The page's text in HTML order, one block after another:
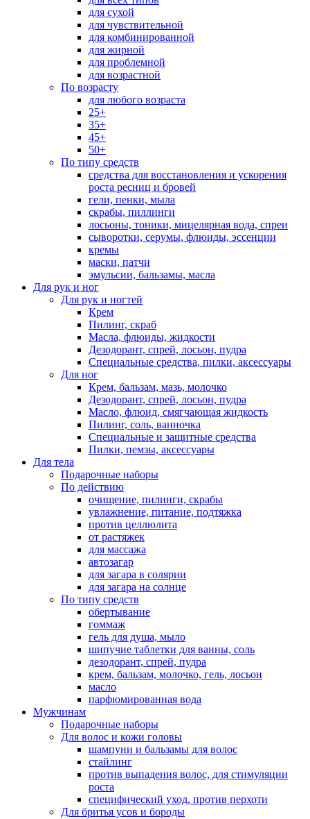
для сухой
для чувствительной
для комбинированной
для жирной
для проблемной
для возрастной
По возрасту
для любого возраста
25+
35+
45+
50+
По типу средств
средства для восстановления и ускорения
роста ресниц и бровей
гели, пенки, мыла
скрабы, пиллинги
лосьоны, тоники, мицелярная вода, спреи
сыворотки, серумы, флюиды, эссенции
кремы
маски, патчи
эмульсии, бальзамы, масла
Для рук и ног
Для рук и ногтей
Крем
Пилинг, скраб
Масла, флюиды, жидкости
Дезодорант, спрей, лосьон, пудра
Специальные средства, пилки, аксессуары
Для ног
Крем, бальзам, мазь, молочко
Дезодорант, спрей, лосьон, пудра
Масло, флюид, смягчающая жидкость
Пилинг, соль, ванночка
Специальные и защитные средства
Пилки, пемзы, аксессуары
Для тела
Подарочные наборы
По действию
очищение, пилинги, скрабы
увлажнение, питание, подтяжка
против целлюлита
от растяжек
для массажа
автозагар
для загара в солярии
для загара на солнце
По типу средств
обертывание
гоммаж
гель для душа, мыло
шипучие таблетки для ванны, соль
дезодорант, спрей, пудра
крем, бальзам, молочко, гель, лосьон
масло
парфюмированная вода
Мужчинам
Подарочные наборы
Для волос и кожи головы
шампуни и бальзамы для волос
стайлинг
против выпадения волос, для стимуляции
роста
специфический уход, против перхоти
Для бритья усов и бороды